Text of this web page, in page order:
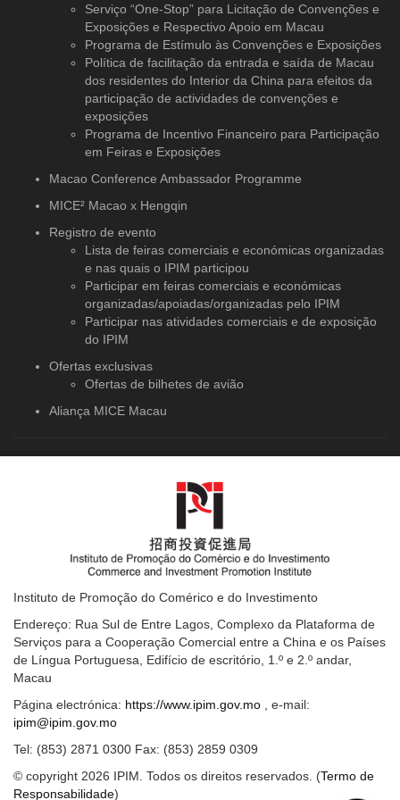
Serviço “One-Stop” para Licitação de Convenções e
Exposições e Respectivo Apoio em Macau
Programa de Estímulo às Convenções e Exposições
Política de facilitação da entrada e saída de Macau
dos residentes do Interior da China para efeitos da
participação de actividades de convenções e
exposições
Programa de Incentivo Financeiro para Participação
em Feiras e Exposições
Macao Conference Ambassador Programme
MICE² Macao x Hengqin
Registro de evento
Lista de feiras comerciais e económicas organizadas
e nas quais o IPIM participou
Participar em feiras comerciais e económicas
organizadas/apoiadas/organizadas pelo IPIM
Participar nas atividades comerciais e de exposição
do IPIM
Ofertas exclusivas
Ofertas de bilhetes de avião
Aliança MICE Macau
Instituto de Promoção do Comérico e do Investimento
Endereço: Rua Sul de Entre Lagos, Complexo da Plataforma de
Serviços para a Cooperação Comercial entre a China e os Países
de Língua Portuguesa, Edifício de escritório, 1.º e 2.º andar,
Macau
Página electrónica: https://www.ipim.gov.mo , e-mail:
ipim@ipim.gov.mo
Tel: (853) 2871 0300 Fax: (853) 2859 0309
© copyright 2026 IPIM. Todos os direitos reservados. (Termo de
Responsabilidade)